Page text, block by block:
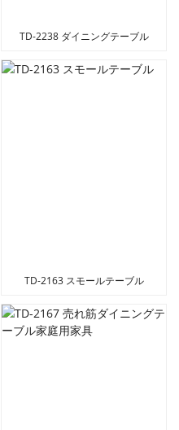
TD-2238 ダイニングテーブル
TD-2163 スモールテーブル